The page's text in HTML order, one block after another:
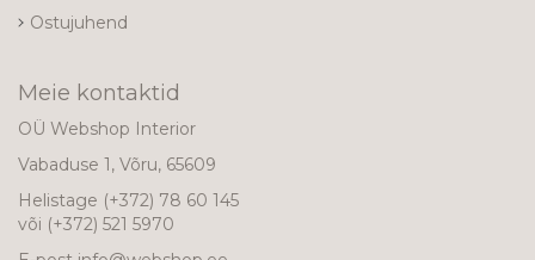
Ostujuhend
Meie kontaktid
OÜ Webshop Interior
Vabaduse 1, Võru, 65609
Helistage (+372) 78 60 145
või (+372) 521 5970